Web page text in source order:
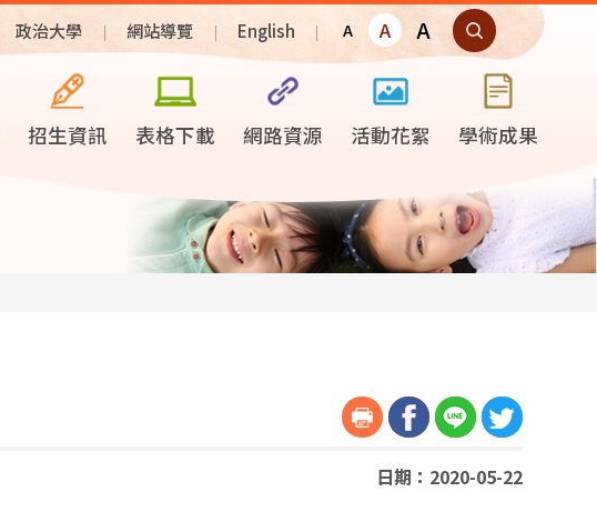
政治大學 網站導覽 English A A A
招生資訊 表格下載 網路資源 活動花絮 學術成果
日期：2020-05-22